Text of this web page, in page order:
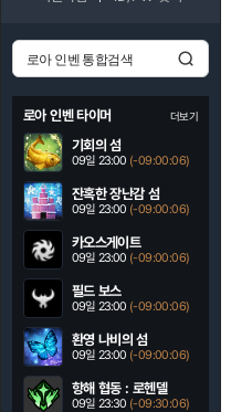
로아 인벤 타이머 더보기
기회의 섬
09일 23:00 (-09:00:05)
잔혹한 장난감 섬
09일 23:00 (-09:00:05)
카오스게이트
09일 23:00 (-09:00:05)
필드 보스
09일 23:00 (-09:00:05)
환영 나비의 섬
09일 23:00 (-09:00:05)
항해 협동 : 로헨델
09일 23:30 (-09:30:05)